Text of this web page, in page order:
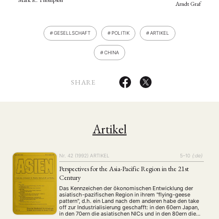
Arndt Graf
GESELLSCHAFT POLITIK ARTIKEL
CHINA
SHARE
Artikel
Nr. 42 (1992) ARTIKEL 5–10 {:de}
Perspectives for the Asia-Pacific Region in the 21st
Century
Das Kennzeichen der ökonomischen Entwicklung der
asiatisch-pazifischen Region in ihrem "flying-geese
pattern", d.h. ein Land nach dem anderen habe den take
off zur Industrialisierung geschafft: in den 60ern Japan,
in den 70ern die asiatischen NICs und in den 80ern die